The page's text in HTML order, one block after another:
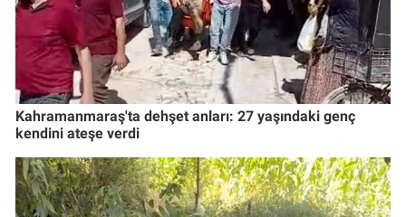
Kahramanmaraş'ta dehşet anları: 27 yaşındaki genç
kendini ateşe verdi